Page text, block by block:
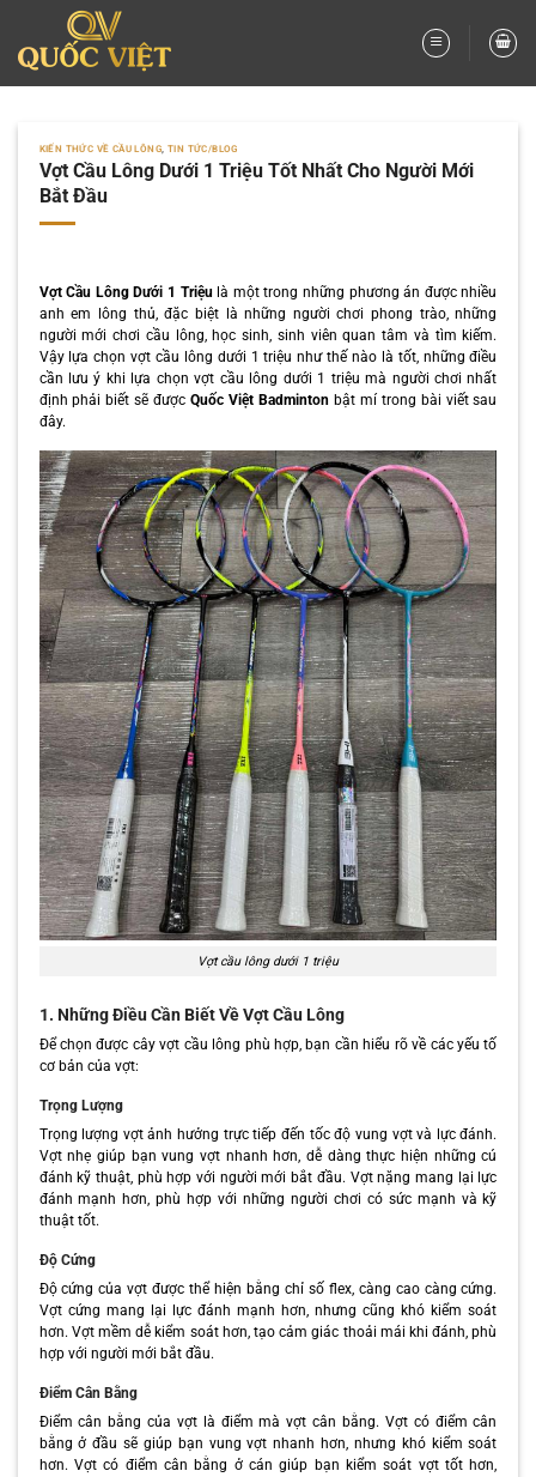
nội
dung
KIẾN THỨC VỀ CẦU LÔNG TIN TỨC/BLOG
Vợt Cầu Lông Dưới 1 Triệu Tốt Nhất Cho Người Mới
Bắt Đầu
Vợt Cầu Lông Dưới 1 Triệulà một trong những phương án được nhiều
anh em lông thủ, đặc biệt là những người chơi phong trào, những
người mới chơi cầu lông, học sinh, sinh viên quan tâm và tìm kiếm.
Vậy lựa chọn vợt cầu lông dưới 1 triệu như thế nào là tốt, những điều
cần lưu ý khi lựa chọn vợt cầu lông dưới 1 triệu mà người chơi nhất
định phải biết sẽ đượcQuốc Việt Badmintonbật mí trong bài viết sau
đây.
Vợt cầu lông dưới 1 triệu
1. Những Điều Cần Biết Về Vợt Cầu Lông
Để chọn được cây vợt cầu lông phù hợp, bạn cần hiểu rõ về các yếu tố
cơ bản của vợt:
Trọng Lượng
Trọng lượng vợt ảnh hưởng trực tiếp đến tốc độ vung vợt và lực đánh.
Vợt nhẹ giúp bạn vung vợt nhanh hơn, dễ dàng thực hiện những cú
đánh kỹ thuật, phù hợp với người mới bắt đầu. Vợt nặng mang lại lực
đánh mạnh hơn, phù hợp với những người chơi có sức mạnh và kỹ
thuật tốt.
Độ Cứng
Độ cứng của vợt được thể hiện bằng chỉ số flex, càng cao càng cứng.
Vợt cứng mang lại lực đánh mạnh hơn, nhưng cũng khó kiểm soát
hơn. Vợt mềm dễ kiểm soát hơn, tạo cảm giác thoải mái khi đánh, phù
hợp với người mới bắt đầu.
Điểm Cân Bằng
Điểm cân bằng của vợt là điểm mà vợt cân bằng. Vợt có điểm cân
bằng ở đầu sẽ giúp bạn vung vợt nhanh hơn, nhưng khó kiểm soát
hơn. Vợt có điểm cân bằng ở cán giúp bạn kiểm soát vợt tốt hơn,